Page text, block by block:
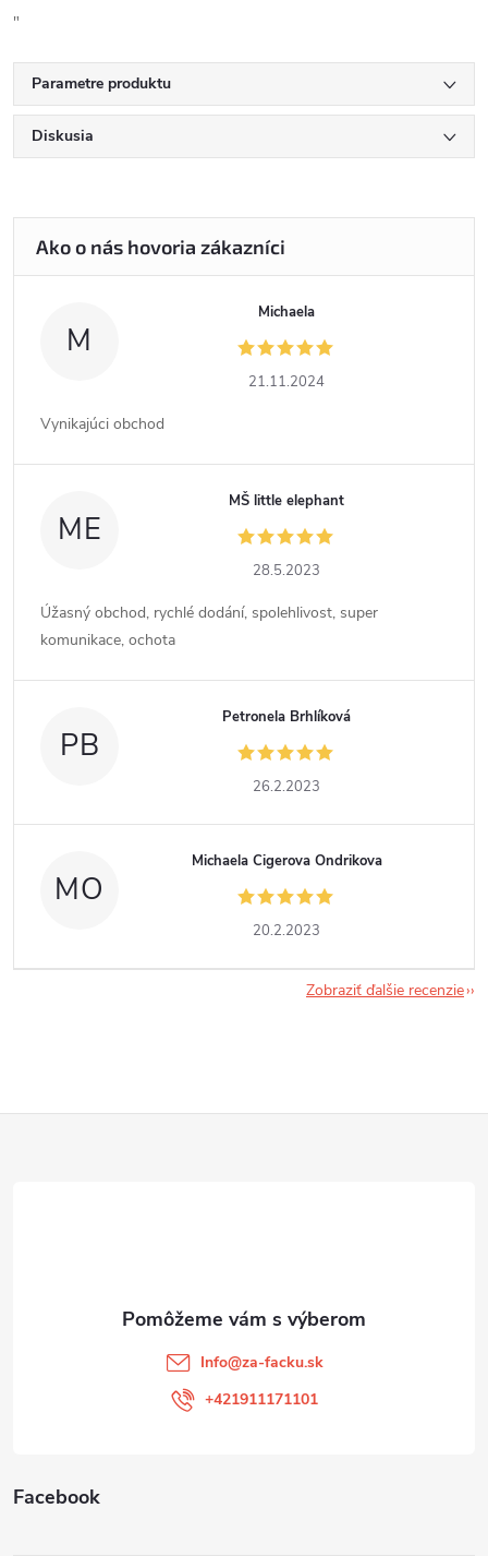
"
Parametre produktu
Diskusia
M
Michaela
21.11.2024
Vynikajúci obchod
ME
MŠ little elephant
28.5.2023
Úžasný obchod, rychlé dodání, spolehlivost, super
komunikace, ochota
PB
Petronela Brhlíková
26.2.2023
MO
Michaela Cigerova Ondrikova
20.2.2023
Zobraziť ďalšie recenzie
Facebook
Info@za-facku.sk
+421911171101